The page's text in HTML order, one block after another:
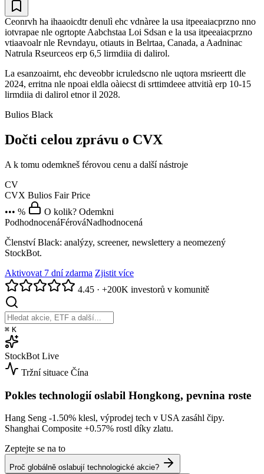
Ceonrvh ha ihaaoicdtr denulì ehc vdnàree la usa itpeeaiacprzno nno
iotvrapae nle ogrtopte Aabchstaa Loi Sdsan e la usa itpeeaiacprzno
vtiaavoalr nle Revndayu, otiauts in Belrtaa, Canada, a Aadninac
Natrula Rseurceos erp 6,5 lirmdiia di dalirol.
La esanzoairnt, ehc deveobbr icruledscno nle uqtora msrieertt dle
2024, erritna nle npoai eldla oàiecst di srttimdeee attvitià erp 10-15
lirmdiia di dalirol etnor il 2028.
Bulios Black
Dočti celou zprávu o CVX
A k tomu odemkneš férovou cenu a další nástroje
CV
CVX Bulios Fair Price
••• %
O kolik? Odemkni
PodhodnocenáFérováNadhodnocená
Členství Black: analýzy, screener, newslettery a neomezený
StockBot.
Aktivovat 7 dní zdarma Zjistit více
4.45 · +200K investorů v komunitě
⌘ K
StockBot Live
Tržní situace Čína
Pokles technologií oslabil Hongkong, pevnina roste
Hang Seng -1.50% klesl, výprodej tech v USA zasáhl čipy.
Shanghai Composite +0.57% rostl díky zlatu.
Zeptejte se na to
Proč globálně oslabují technologické akcie?